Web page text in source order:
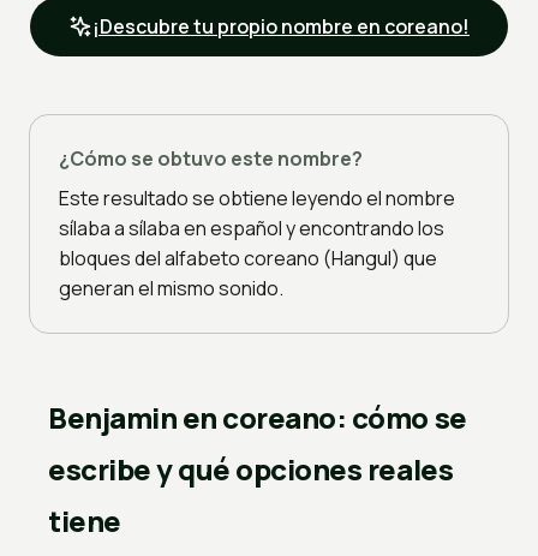
¡Descubre tu propio nombre en coreano!
¿Cómo se obtuvo este nombre?
Este resultado se obtiene leyendo el nombre
sílaba a sílaba en español y encontrando los
bloques del alfabeto coreano (Hangul) que
generan el mismo sonido.
Benjamin en coreano: cómo se
escribe y qué opciones reales
tiene